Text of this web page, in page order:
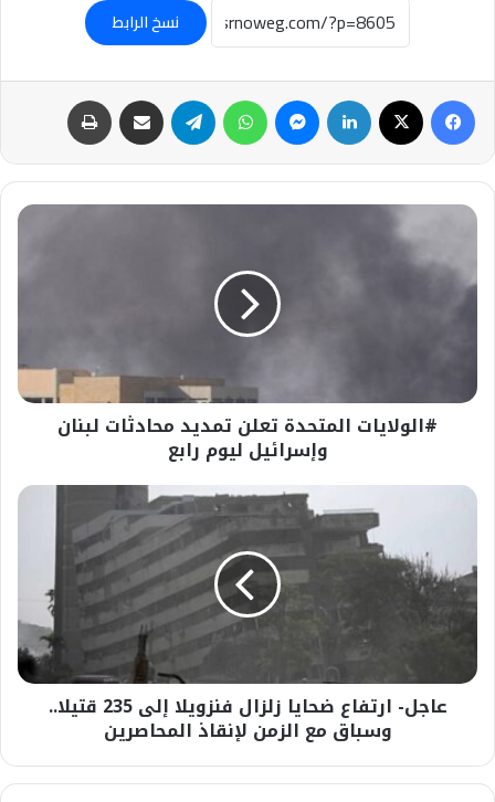
نسخ الرابط
فيسبوك لينكدإن ماسنجر واتساب تيلقرام مشاركة عبر البريد
#الولايات
تمديد
محادثات
رابع
#الولايات المتحدة تعلن تمديد محادثات لبنان
وإسرائيل ليوم رابع
عاجل-
زلزال
فنزويلا
إلى
وسباق
المحاصرين
عاجل- ارتفاع ضحايا زلزال فنزويلا إلى 235 قتيلا..
وسباق مع الزمن لإنقاذ المحاصرين